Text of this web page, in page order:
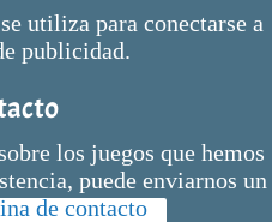
utiliza para conectarse a
publicidad.
los juegos que hemos
puede enviarnos un
de contacto